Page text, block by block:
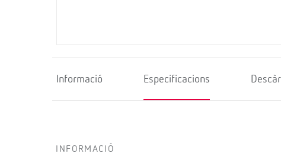
Informació Especificacions
INFORMACIÓ